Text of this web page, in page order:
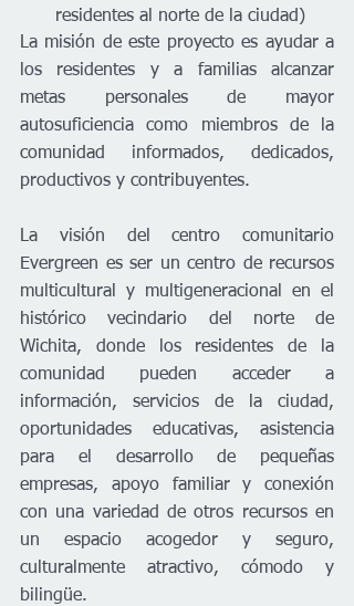
residentes al norte de la ciudad)
La misión de este proyecto es ayudar a
los residentes y a familias alcanzar
metas personales de mayor
autosuficiencia como miembros de la
comunidad informados, dedicados,
productivos y contribuyentes.
La visión del centro comunitario
Evergreen es ser un centro de recursos
multicultural y multigeneracional en el
histórico vecindario del norte de
Wichita, donde los residentes de la
comunidad pueden acceder a
información, servicios de la ciudad,
oportunidades educativas, asistencia
para el desarrollo de pequeñas
empresas, apoyo familiar y conexión
con una variedad de otros recursos en
un espacio acogedor y seguro,
culturalmente atractivo, cómodo y
bilingüe.